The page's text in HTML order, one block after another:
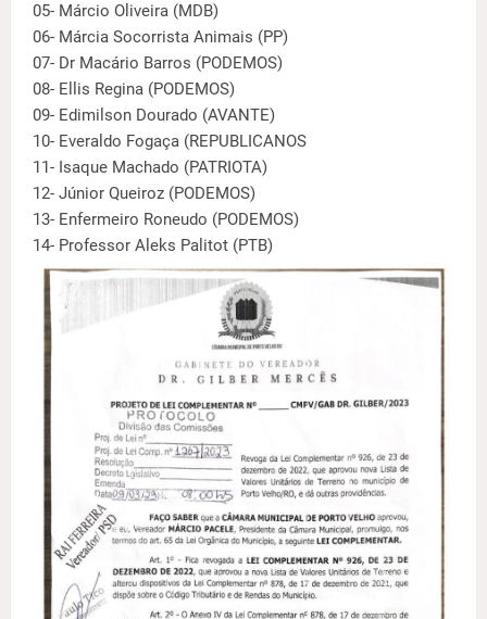
05- Márcio Oliveira (MDB)
06- Márcia Socorrista Animais (PP)
07- Dr Macário Barros (PODEMOS)
08- Ellis Regina (PODEMOS)
09- Edimilson Dourado (AVANTE)
10- Everaldo Fogaça (REPUBLICANOS
11- Isaque Machado (PATRIOTA)
12- Júnior Queiroz (PODEMOS)
13- Enfermeiro Roneudo (PODEMOS)
14- Professor Aleks Palitot (PTB)